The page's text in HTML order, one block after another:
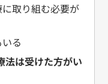
取り組む必要が
る
法は受けた方がい